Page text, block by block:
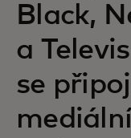
Black,
a
se